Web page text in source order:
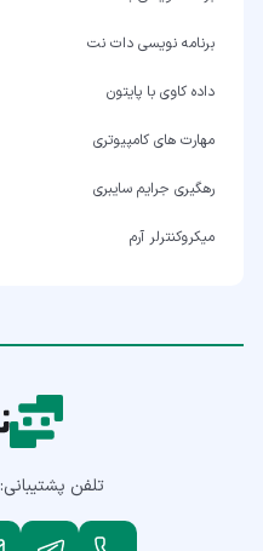
برنامه نویسی دات نت
داده کاوی با پایتون
مهارت های کامپیوتری
رهگیری جرایم سایبری
میکروکنترلر آرم
تلفن پشتیبانی: